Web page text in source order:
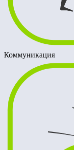
Коммуникация